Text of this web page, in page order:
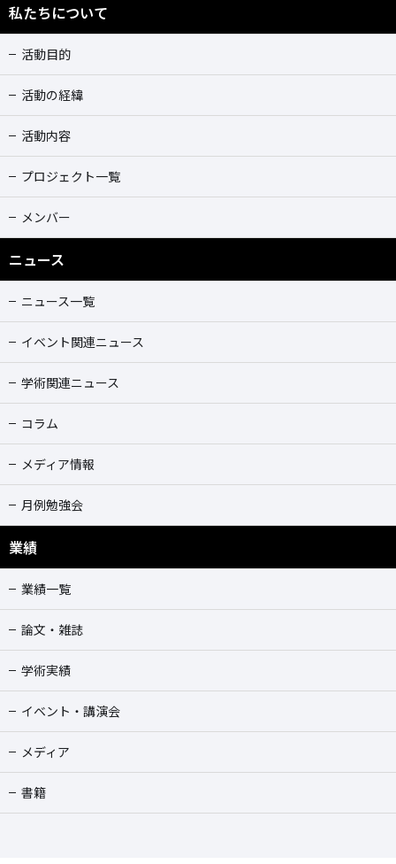
私たちについて
活動目的
活動の経緯
活動内容
プロジェクト一覧
メンバー
ニュース
ニュース一覧
イベント関連ニュース
学術関連ニュース
コラム
メディア情報
月例勉強会
業績
業績一覧
論文・雑誌
学術実績
イベント・講演会
メディア
書籍